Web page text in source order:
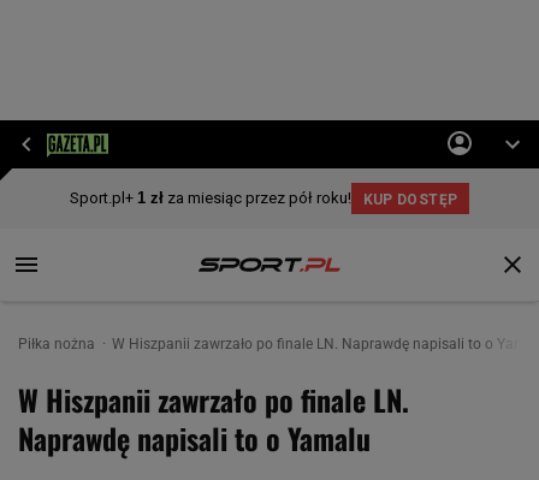
Piłka nożna W Hiszpanii zawrzało po finale LN. Naprawdę napisali to o
W Hiszpanii zawrzało po finale LN.
Naprawdę napisali to o Yamalu